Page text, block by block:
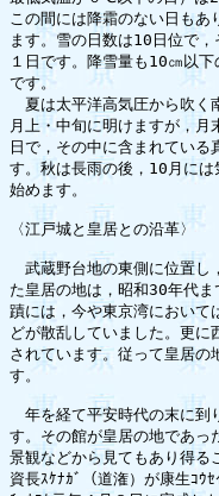
この間には降霜のない日も
ます。雪の日数は10日位で
１日です。降雪量も10㎝以
です。
夏は太平洋高気圧から吹く
月上・中旬に明けますが，
日で，その中に含まれてい
す。秋は長雨の後，10月に
始めます。
〈江戸城と皇居との沿革〉
武蔵野台地の東側に位置し
た皇居の地は，昭和30年代
蹟には，今や東京湾において
どが散乱していました。更
されています。従って皇居の
す。
年を経て平安時代の末に到
す。その館が皇居の地であっ
景観などから見てもあり得る
資長ｽｹﾅｶﾞ（道潅）が康生ｺｳ